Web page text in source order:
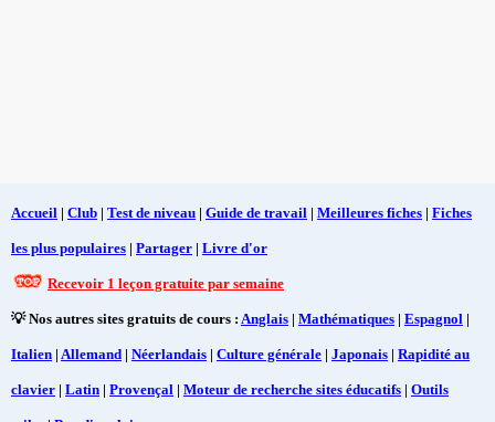
Accueil | Club | Test de niveau | Guide de travail | Meilleures fiches | Fiches
les plus populaires | Partager | Livre d'or
Recevoir 1 leçon gratuite par semaine
💡 Nos autres sites gratuits de cours : Anglais | Mathématiques | Espagnol |
Italien | Allemand | Néerlandais | Culture générale | Japonais | Rapidité au
clavier | Latin | Provençal | Moteur de recherche sites éducatifs | Outils